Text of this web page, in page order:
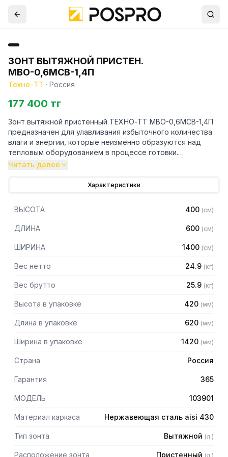
ЗОНТ ВЫТЯЖНОЙ ПРИСТЕН.
МВО-0,6МСВ-1,4П
Техно-ТТ · Россия
177 400 тг
Зонт вытяжной пристенный ТЕХНО-ТТ МВО-0,6МСВ-1,4П
предназначен для улавливания избыточного количества
влаги и энергии, которые неизменно образуются над
тепловым оборудованием в процессе готовки.
капли жира, которые в противном случае оседали бы на
защищает сотрудников горячего цеха.
Особенности:
— Бескаркасный
0,8мм
— Поставляется в собранном виде
Читать далее
Характеристики
ВЫСОТА 400 (см)
ДЛИНА 600 (см)
ШИРИНА 1400 (см)
Вес нетто 24.9 (кг)
Вес брутто 25.9 (кг)
Высота в упаковке 420 (мм)
Длина в упаковке 620 (мм)
Ширина в упаковке 1420 (мм)
Страна Россия
Гарантия 365
МОДЕЛЬ 103901
Материал каркаса Нержавеющая сталь aisi 430
Тип зонта Вытяжной (л.)
Расположение зонта Пристенный (л.)